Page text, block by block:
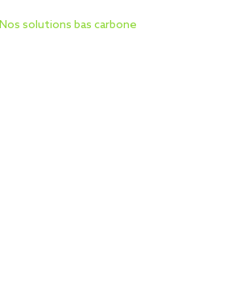
Nos solutions bas carbone